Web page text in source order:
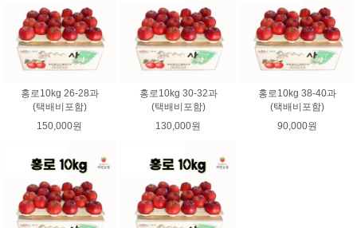
홍로10kg 26-28과
(택배비포함)
150,000원
홍로10kg 30-32과
(택배비포함)
130,000원
홍로10kg 38-40과
(택배비포함)
90,000원